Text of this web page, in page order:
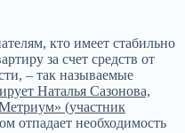
кто имеет стабильно
за счет средств от
– так называемые
Наталья Сазонова,
(участник
отпадает необходимость